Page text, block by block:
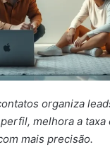
organiza
melhora a taxa
mais precisão.